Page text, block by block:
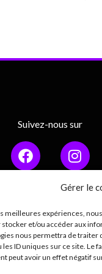
Gérer le
meilleures expériences,
et/ou accéder aux
nous permettra de
les ID uniques sur ce site. Le
peut avoir un effet négatif
Suivez-nous sur
Mentions légales
de confidentialité